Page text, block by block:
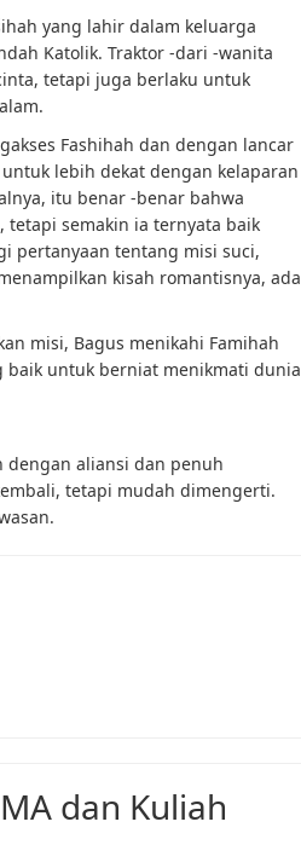
yang lahir dalam keluarga
Katolik. Traktor -dari -wanita
tetapi juga berlaku untuk
Fashihah dan dengan lancar
lebih dekat dengan kelaparan
itu benar -benar bahwa
tetapi semakin ia ternyata baik
pertanyaan tentang misi suci,
kisah romantisnya, ada
misi, Bagus menikahi Famihah
baik untuk berniat menikmati dunia
dengan aliansi dan penuh
tetapi mudah dimengerti.
dan Kuliah